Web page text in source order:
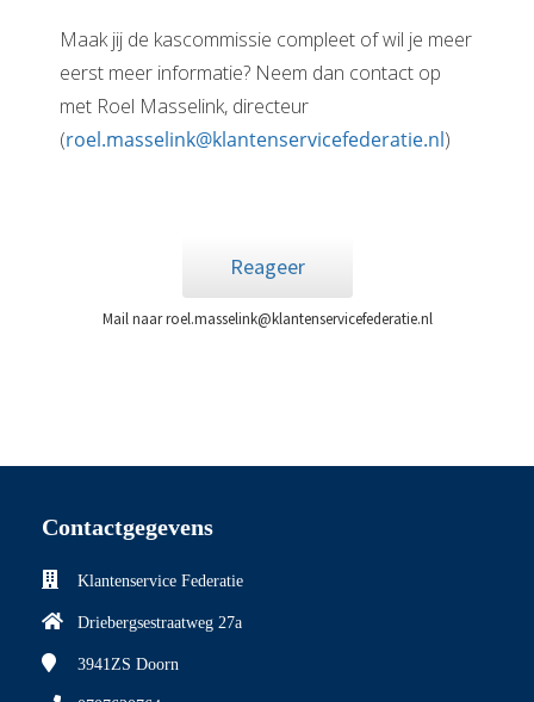
Maak jij de kascommissie compleet of wil je meer
eerst meer informatie? Neem dan contact op
met Roel Masselink, directeur
(roel.masselink@klantenservicefederatie.nl)
Reageer
Mail naar roel.masselink@klantenservicefederatie.nl
Contactgegevens
Klantenservice Federatie
Driebergsestraatweg 27a
3941ZS Doorn
van